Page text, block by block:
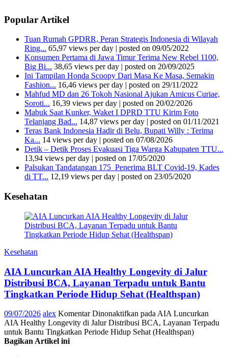
Popular Artikel
Tuan Rumah GPDRR, Peran Strategis Indonesia di Wilayah
Ring... 65,97 views per day | posted on 09/05/2022
Konsumen Pertama di Jawa Timur Terima New Rebel 1100,
Big Bi... 38,65 views per day | posted on 20/09/2025
Ini Tampilan Honda Scoopy Dari Masa Ke Masa, Semakin
Fashion... 16,46 views per day | posted on 29/11/2022
Mahfud MD dan 26 Tokoh Nasional Ajukan Amicus Curiae,
Soroti... 16,39 views per day | posted on 20/02/2026
Mabuk Saat Kunker, Waket I DPRD TTU Kirim Foto
Telanjang Bad... 14,87 views per day | posted on 01/11/2021
Teras Bank Indonesia Hadir di Belu, Bupati Willy : Terima
Ka... 14 views per day | posted on 07/08/2026
Detik – Detik Proses Evakuasi Tiga Warga Kabupaten TTU...
13,94 views per day | posted on 17/05/2020
Palsukan Tandatangan 175 Penerima BLT Covid-19, Kades
di TT... 12,19 views per day | posted on 23/05/2020
Kesehatan
Kesehatan
AIA Luncurkan AIA Healthy Longevity di Jalur
Distribusi BCA, Layanan Terpadu untuk Bantu
Tingkatkan Periode Hidup Sehat (Healthspan)
09/07/2026 alex Komentar Dinonaktifkan pada AIA Luncurkan
AIA Healthy Longevity di Jalur Distribusi BCA, Layanan Terpadu
untuk Bantu Tingkatkan Periode Hidup Sehat (Healthspan)
Bagikan Artikel ini